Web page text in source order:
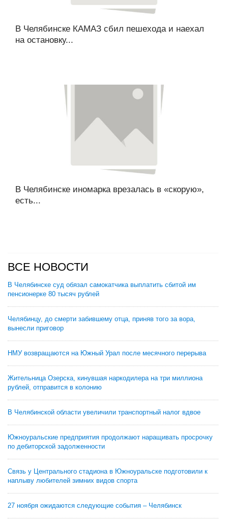
В Челябинске КАМАЗ сбил пешехода и наехал
на остановку...
В Челябинске иномарка врезалась в «скорую»,
есть...
ВСЕ НОВОСТИ
В Челябинске суд обязал самокатчика выплатить сбитой им
пенсионерке 80 тысяч рублей
Челябинцу, до смерти забившему отца, приняв того за вора,
вынесли приговор
НМУ возвращаются на Южный Урал после месячного перерыва
Жительница Озерска, кинувшая наркодилера на три миллиона
рублей, отправится в колонию
В Челябинской области увеличили транспортный налог вдвое
Южноуральские предприятия продолжают наращивать просрочку
по дебиторской задолженности
Связь у Центрального стадиона в Южноуральске подготовили к
наплыву любителей зимних видов спорта
27 ноября ожидаются следующие события – Челябинск